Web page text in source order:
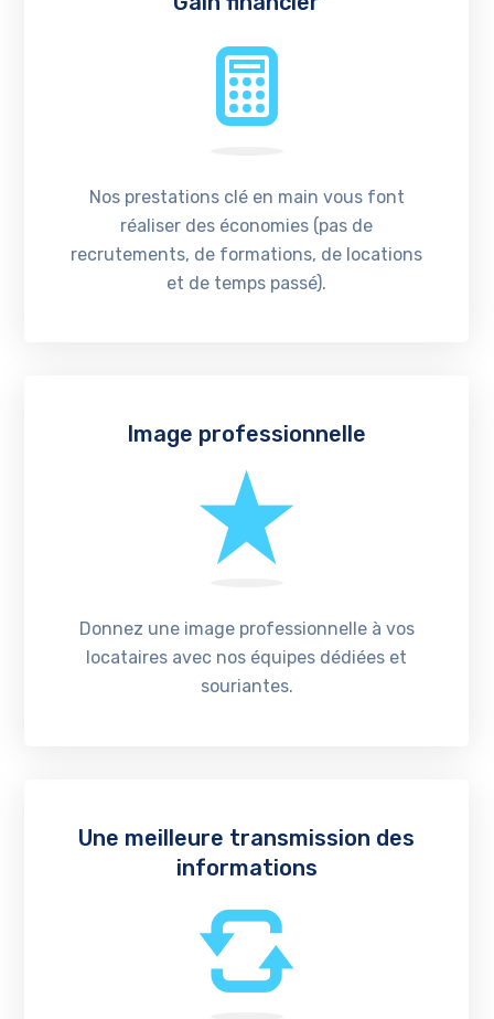
Nos prestations clé en main vous font
réaliser des économies (pas de
recrutements, de formations, de locations
et de temps passé).
Image professionnelle
Donnez une image professionnelle à vos
locataires avec nos équipes dédiées et
souriantes.
Une meilleure transmission des
informations